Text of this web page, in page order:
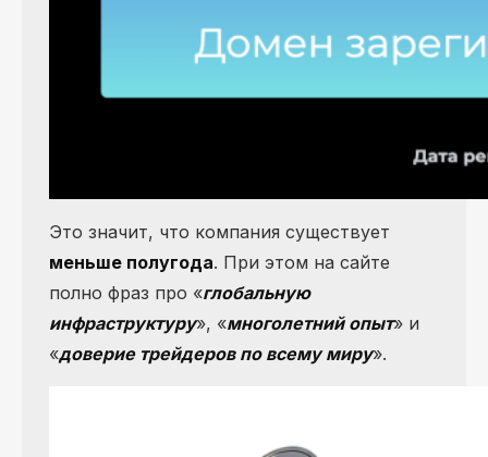
Это значит, что компания существует
меньше полугода. При этом на сайте
полно фраз про «глобальную
инфраструктуру», «многолетний опыт» и
«доверие трейдеров по всему миру».